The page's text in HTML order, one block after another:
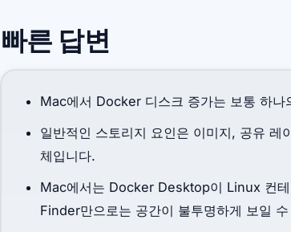
빠른 답변
Mac에서 Docker 디스크 증가는 보통 하나
일반적인 스토리지 요인은 이미지, 공유
체입니다.
Mac에서는 Docker Desktop이 Linux 컨
Finder만으로는 공간이 불투명하게 보일